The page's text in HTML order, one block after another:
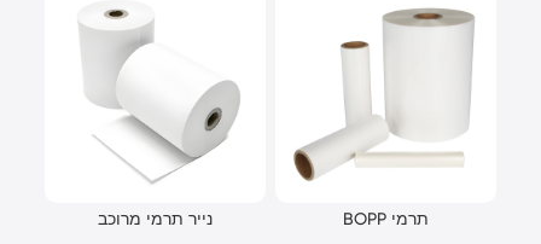
נייר תרמי מרוכב BOPP תרמי